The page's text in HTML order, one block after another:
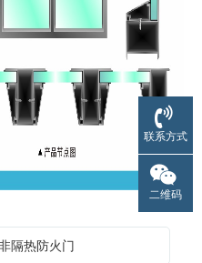
隔热防火门
联系方式
二维码